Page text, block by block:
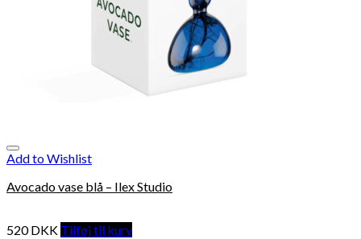
Add to Wishlist
Avocado vase blå – Ilex Studio
520DKK Tilføj til kurv